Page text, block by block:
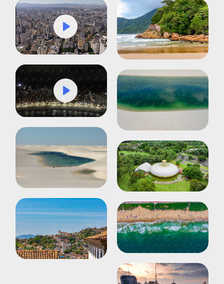
Mute Settings
Play
Mute Settings
Play